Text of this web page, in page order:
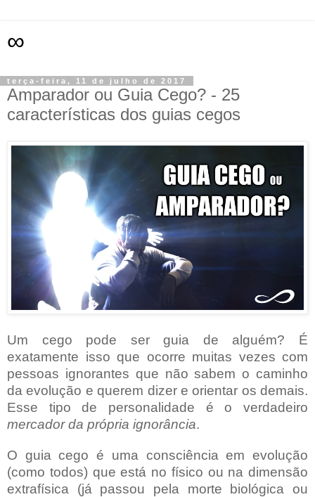
∞
terça-feira, 11 de julho de 2017
Amparador ou Guia Cego? - 25
características dos guias cegos
Um cego pode ser guia de alguém? É
exatamente isso que ocorre muitas vezes com
pessoas ignorantes que não sabem o caminho
da evolução e querem dizer e orientar os demais.
Esse tipo de personalidade é o verdadeiro
mercador da própria ignorância.
O guia cego é uma consciência em evolução
(como todos) que está no físico ou na dimensão
extrafísica (já passou pela morte biológica ou